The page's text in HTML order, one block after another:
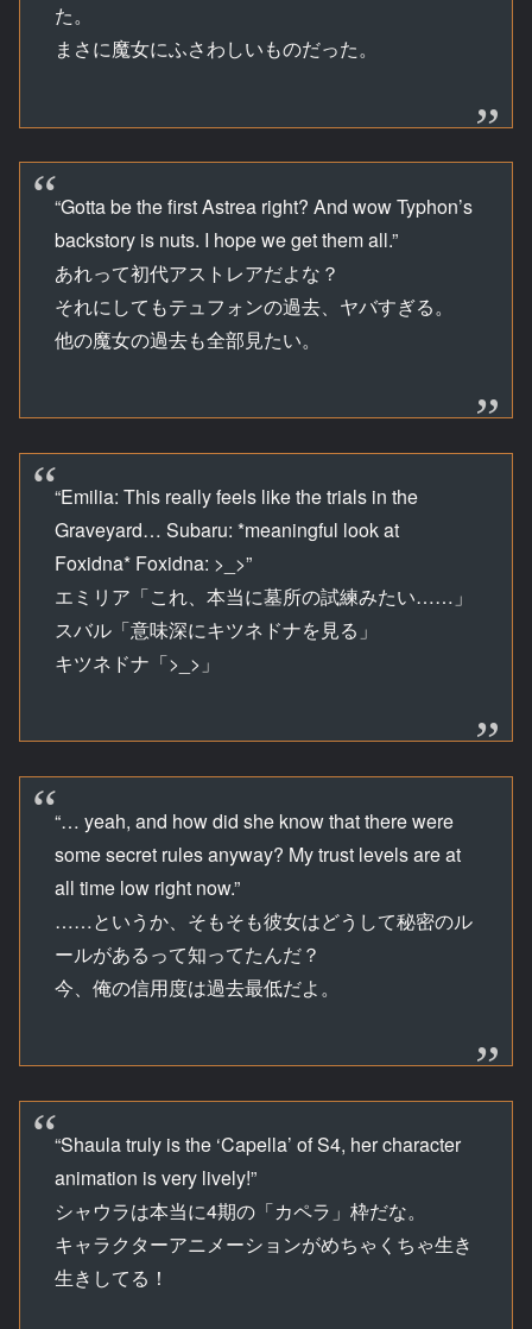
た。
まさに魔女にふさわしいものだった。
“Gotta be the first Astrea right? And wow Typhon’s
backstory is nuts. I hope we get them all.”
あれって初代アストレアだよな？
それにしてもテュフォンの過去、ヤバすぎる。
他の魔女の過去も全部見たい。
“Emilia: This really feels like the trials in the
Graveyard… Subaru: *meaningful look at
Foxidna* Foxidna: >_>”
エミリア「これ、本当に墓所の試練みたい……」
スバル「意味深にキツネドナを見る」
キツネドナ「>_>」
“… yeah, and how did she know that there were
some secret rules anyway? My trust levels are at
all time low right now.”
……というか、そもそも彼女はどうして秘密のル
ールがあるって知ってたんだ？
今、俺の信用度は過去最低だよ。
“Shaula truly is the ‘Capella’ of S4, her character
animation is very lively!”
シャウラは本当に4期の「カペラ」枠だな。
キャラクターアニメーションがめちゃくちゃ生き
生きしてる！